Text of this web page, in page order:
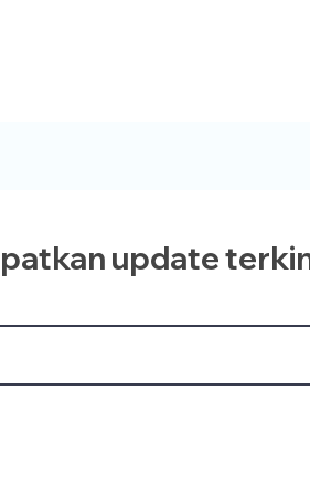
update